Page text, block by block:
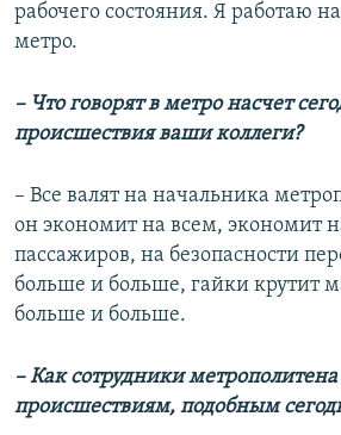
рабочего состояния. Я работаю
метро.
– Что говорят в метро насчет
происшествия ваши коллеги?
– Все валят на начальника
он экономит на всем, экономит
пассажиров, на безопасности
больше и больше, гайки крутит
больше и больше.
– Как сотрудники метрополитена
происшествиям, подобным